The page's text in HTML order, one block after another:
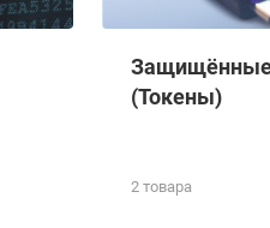
Защищённые
(Токены)
2 товара